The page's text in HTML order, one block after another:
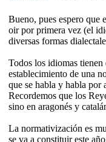
Bueno, pues espero
oir por primera vez (el
diversas formas
Todos los idiomas
establecimiento de una
que se habla y habla por
Recordemos que los
sino en aragonés y
La normativización es
se va a constituir este